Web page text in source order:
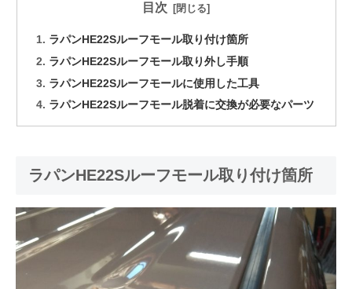
目次
ラパンHE22Sルーフモール取り付け箇所
ラパンHE22Sルーフモール取り外し手順
ラパンHE22Sルーフモールに使用した工具
ラパンHE22Sルーフモール脱着に交換が必要なパーツ
ラパンHE22Sルーフモール取り付け箇所